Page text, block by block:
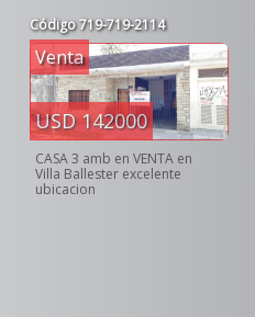
Código719-719-2114
Venta
USD 142000
CASA 3 amb en VENTA en
Villa Ballester excelente
ubicacion